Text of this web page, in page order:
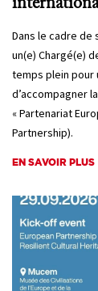
Dans le cadre de
un(e) Chargé(e)
temps plein pour
d’accompagner
« Partenariat
Partnership).
EN SAVOIR PLUS